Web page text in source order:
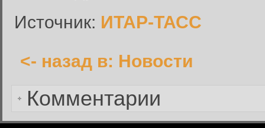
Источник: ИТАР-ТАСС
<- назад в: Новости
Комментарии
Вернуться к форме входа в